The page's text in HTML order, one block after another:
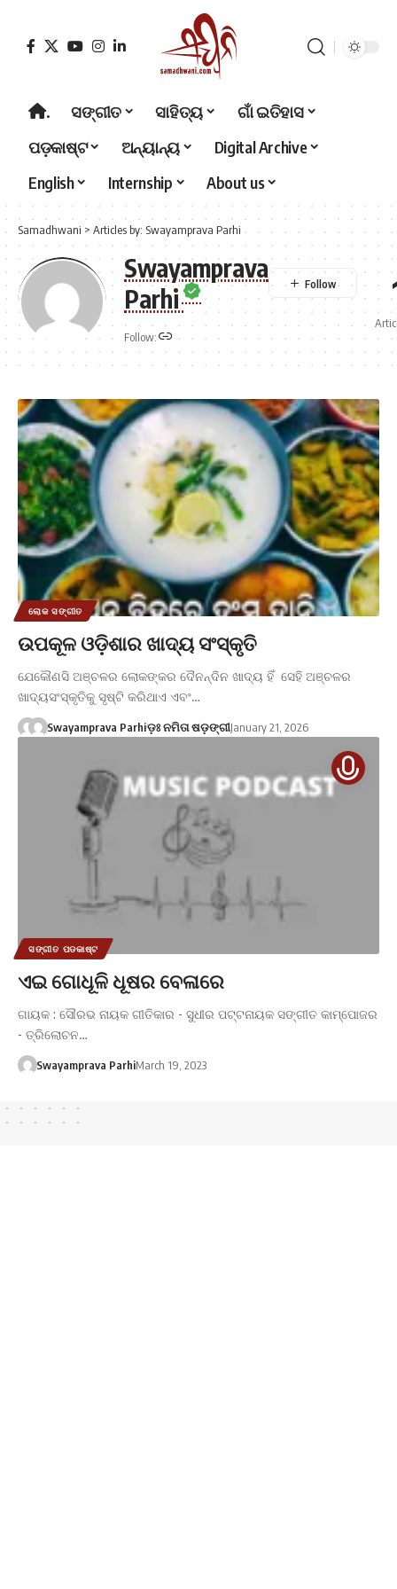
. ସଙ୍ଗୀତ ସାହିତ୍ୟ
ଗାଁ ଇତିହାସ
ପଡ଼କାଷ୍ଟ
ଅନ୍ୟାନ୍ୟ
Digital Archive
English
Internship About us
Samadhwani > Articles by: Swayamprava Parhi
Swayamprava
Parhi
Follow:
ଲୋକ ସଙ୍ଗୀତ
ଉପକୂଳ ଓଡ଼ିଶାର ଖାଦ୍ୟ ସଂସ୍କୃତି
ଯେକୌଣସି ଅଞ୍ଚଳର ଲୋକଙ୍କର ଦୈନନ୍ଦିନ ଖାଦ୍ୟ ହିଁ ସେହି ଅଞ୍ଚଳର
ଖାଦ୍ୟସଂସ୍କୃତିକୁ ସୃଷ୍ଟି କରିଥାଏ ଏବଂ…
Swayamprava Parhiଡ଼ଃ ନମିତା ଷଡ଼ଙ୍ଗୀJanuary 21, 2026
ସଙ୍ଗୀତ ପଡକାଷ୍ଟ
ଏଇ ଗୋଧୂଳି ଧୂଷର ବେଳାରେ
ଗାୟକ : ସୌରଭ ନାୟକ ଗୀତିକାର - ସୁଧୀର ପଟ୍ଟନାୟକ ସଙ୍ଗୀତ କାମ୍ପୋଜର
- ତ୍ରିଲୋଚନ…
Swayamprava ParhiMarch 19, 2023